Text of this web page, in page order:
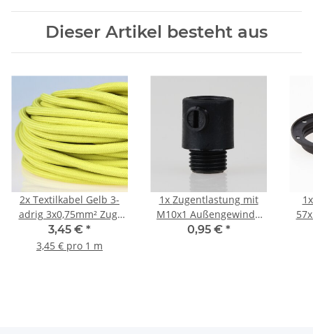
Dieser Artikel besteht aus
2x Textilkabel Gelb 3-
adrig 3x0,75mm² Zug-
Pendelleitung S03RT-F
3G0,75
3,45 € *
3,45 € pro 1 m
1x Zugentlastung mit
M10x1 Außengewinde
für Kabel 13x19mm
0,95 € *